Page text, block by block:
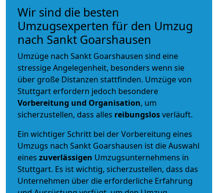
Wir sind die besten
Umzugsexperten für den Umzug
nach Sankt Goarshausen
Umzüge nach Sankt Goarshausen sind eine
stressige Angelegenheit, besonders wenn sie
über große Distanzen stattfinden. Umzüge von
Stuttgart erfordern jedoch besondere
Vorbereitung und Organisation, um
sicherzustellen, dass alles reibungslosverläuft.
Ein wichtiger Schritt bei der Vorbereitung eines
Umzugs nach Sankt Goarshausen ist die Auswahl
eines zuverlässigen Umzugsunternehmens in
Stuttgart. Es ist wichtig, sicherzustellen, dass das
Unternehmen über die erforderliche Erfahrung